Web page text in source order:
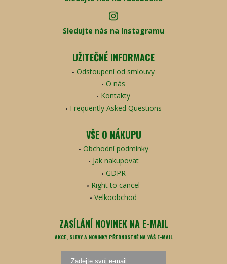
Sledujte nás na Instagramu
UŽITEČNÉ INFORMACE
Odstoupení od smlouvy
O nás
Kontakty
Frequently Asked Questions
VŠE O NÁKUPU
Obchodní podmínky
Jak nakupovat
GDPR
Right to cancel
Velkoobchod
ZASÍLÁNÍ NOVINEK NA E-MAIL
AKCE, SLEVY A NOVINKY PŘEDNOSTNĚ NA VÁŠ E-MAIL